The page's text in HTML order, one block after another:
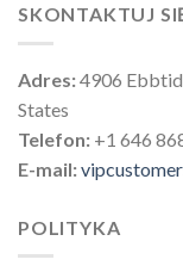
SKONTAKTUJ
Adres:4906
States
Telefon: +1 646
E-mail:
POLITYKA